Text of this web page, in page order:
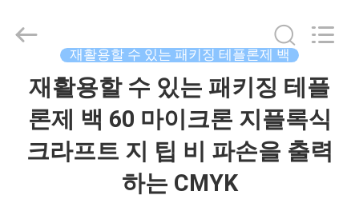
Guangzhou
Yucai
Reserved.
재활용할 수 있는 패키징 테플론제 백
재활용할 수 있는 패키징 테플
론제 백 60 마이크론 지플록식
크라프트 지 팁 비 파손을 출력
하는 CMYK